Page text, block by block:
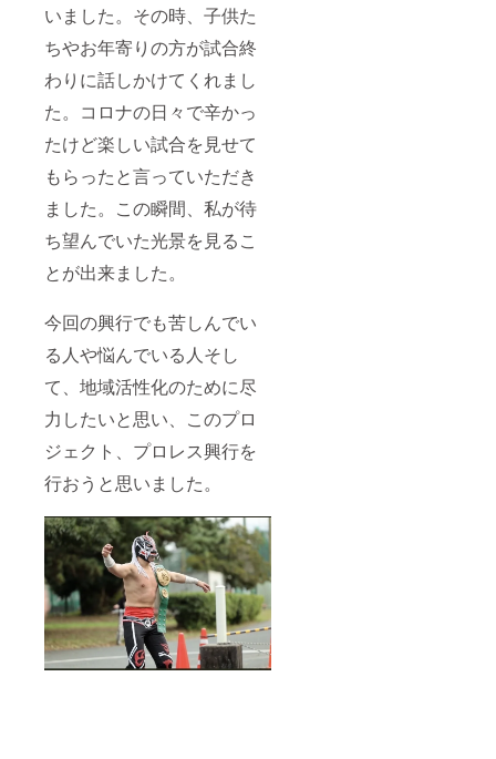
いました。その時、子供た
ちやお年寄りの方が試合終
わりに話しかけてくれまし
た。コロナの日々で辛かっ
たけど楽しい試合を見せて
もらったと言っていただき
ました。この瞬間、私が待
ち望んでいた光景を見るこ
とが出来ました。
今回の興行でも苦しんでい
る人や悩んでいる人そし
て、地域活性化のために尽
力したいと思い、このプロ
ジェクト、プロレス興行を
行おうと思いました。